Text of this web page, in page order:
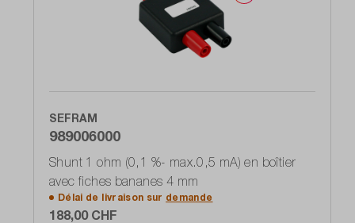
SEFRAM
989006000
Shunt 1 ohm (0,1 %- max.0,5 mA) en boîtier
avec fiches bananes 4 mm
Délai de livraison sur demande
188,00 CHF